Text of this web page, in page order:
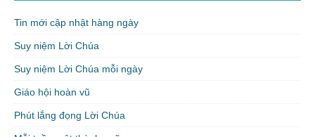
Tin mới cập nhật hàng ngày
Suy niệm Lời Chúa
Suy niệm Lời Chúa mỗi ngày
Giáo hội hoàn vũ
Phút lắng đọng Lời Chúa